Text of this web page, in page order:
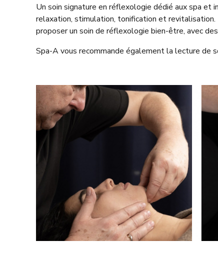
Un soin signature en réflexologie dédié aux spa et
relaxation, stimulation, tonification et revitalisation.
proposer un soin de réflexologie bien-être, avec
Spa-A vous recommande également la lecture de